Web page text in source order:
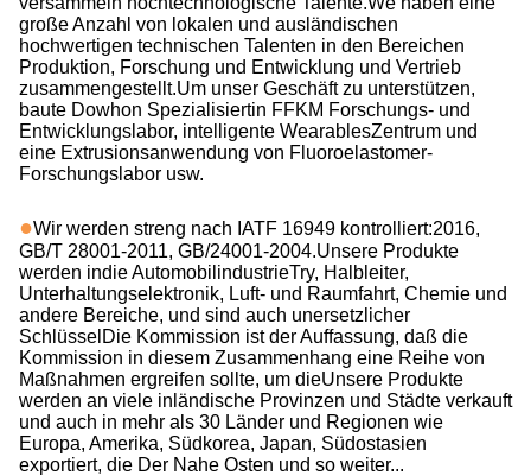
große Anzahl von lokalen und ausländischen
hochwertigen technischen Talenten in den Bereichen
Produktion, Forschung und Entwicklung und Vertrieb
zusammengestellt.Um unser Geschäft zu unterstützen,
baute Dowhon Spezialisiertin FFKM Forschungs- und
Entwicklungslabor, intelligente WearablesZentrum und
eine Extrusionsanwendung von Fluoroelastomer-
Forschungslabor usw.
●Wir werden streng nach IATF 16949 kontrolliert:2016,
GB/T 28001-2011, GB/24001-2004.Unsere Produkte
werden indie AutomobilindustrieTry, Halbleiter,
Unterhaltungselektronik, Luft- und Raumfahrt, Chemie und
andere Bereiche, und sind auch unersetzlicher
Schlüssel Die Kommission ist der Auffassung, daß die
Kommission in diesem Zusammenhang eine Reihe von
Maßnahmen ergreifen sollte, um dieUnsere Produkte
werden an viele inländische Provinzen und Städte verkauft
und auch in mehr als 30 Länder und Regionen wie
Europa, Amerika, Südkorea, Japan, Südostasien
exportiert, die Der Nahe Osten und so weiter...